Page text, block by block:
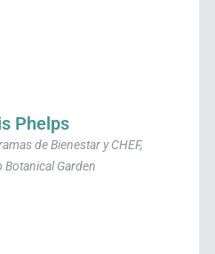
Phelps
de Bienestar y CHEF,
Botanical Garden